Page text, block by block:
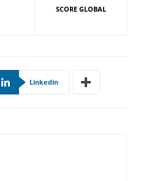
SCORE GLOBAL
Linkedin